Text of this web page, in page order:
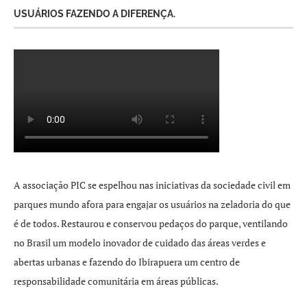
USUÁRIOS FAZENDO A DIFERENÇA.
A associação PIC se espelhou nas iniciativas da sociedade civil em
parques mundo afora para engajar os usuários na zeladoria do que
é de todos. Restaurou e conservou pedaços do parque, ventilando
no Brasil um modelo inovador de cuidado das áreas verdes e
abertas urbanas e fazendo do Ibirapuera um centro de
responsabilidade comunitária em áreas públicas.